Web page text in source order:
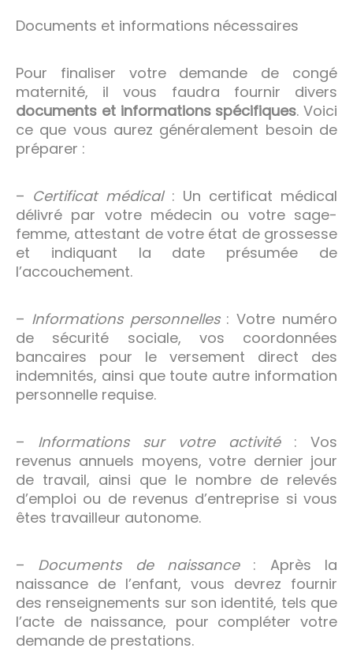
Documents et informations nécessaires
Pour finaliser votre demande de congé
maternité, il vous faudra fournir divers
documents et informations spécifiques. Voici
ce que vous aurez généralement besoin de
préparer :
– Certificat médical: Un certificat médical
délivré par votre médecin ou votre sage-
femme, attestant de votre état de grossesse
et indiquant la date présumée de
l’accouchement.
– Informations personnelles: Votre numéro
de sécurité sociale, vos coordonnées
bancaires pour le versement direct des
indemnités, ainsi que toute autre information
personnelle requise.
– Informations sur votre activité: Vos
revenus annuels moyens, votre dernier jour
de travail, ainsi que le nombre de relevés
d’emploi ou de revenus d’entreprise si vous
êtes travailleur autonome.
– Documents de naissance: Après la
naissance de l’enfant, vous devrez fournir
des renseignements sur son identité, tels que
l’acte de naissance, pour compléter votre
demande de prestations.